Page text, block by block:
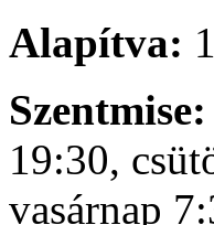
Alapítva:
Szentmise:
19:30,
vasárnap